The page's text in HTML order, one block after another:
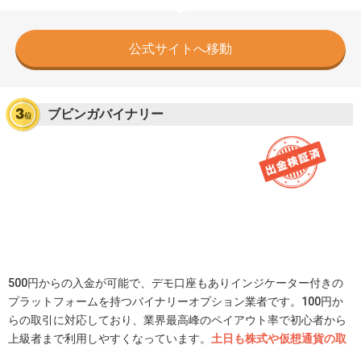
公式サイトへ移動
ブビンガバイナリー
500円からの入金が可能で、デモ口座もありインジケーター付きの
プラットフォームを持つバイナリーオプション業者です。100円か
らの取引に対応しており、業界最高峰のペイアウト率で初心者から
上級者まで利用しやすくなっています。 土日も株式や仮想通貨の取